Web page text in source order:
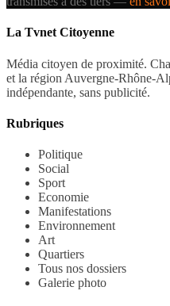
La Tvnet Citoyenne
Média citoyen de proximité.
et la région Auvergne-Rhône-
indépendante, sans publicité.
Rubriques
Politique
Social
Sport
Economie
Manifestations
Environnement
Art
Quartiers
Tous nos dossiers
Galerie photo